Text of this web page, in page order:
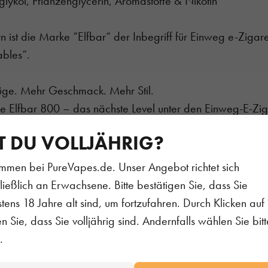
DU VOLLJÄHRIG?
bei PureVapes.de. Unser Angebot richtet sich
an Erwachsene. Bitte bestätigen Sie, dass Sie
18 Jahre alt sind, um fortzufahren. Durch Klicken auf
Sie, dass Sie volljährig sind. Andernfalls wählen Sie
ist die Marke “Elfbar“ der Inbegriff für Einweg e-
Mehr Geschmack. Mehr Stil.
Elfbar 800 – das nächste Level unter den Einweg-E-
sie dir länger anhaltenden Dampfgenuss in
schlanken Design. Ob unterwegs, zu Hause oder mit
für ein unkompliziertes, genussvolles
% mehr Züge und kommt in einem noch moderneren,
erhalten.
mit 20mg/ml Nikotin und bald Nikotinfrei.